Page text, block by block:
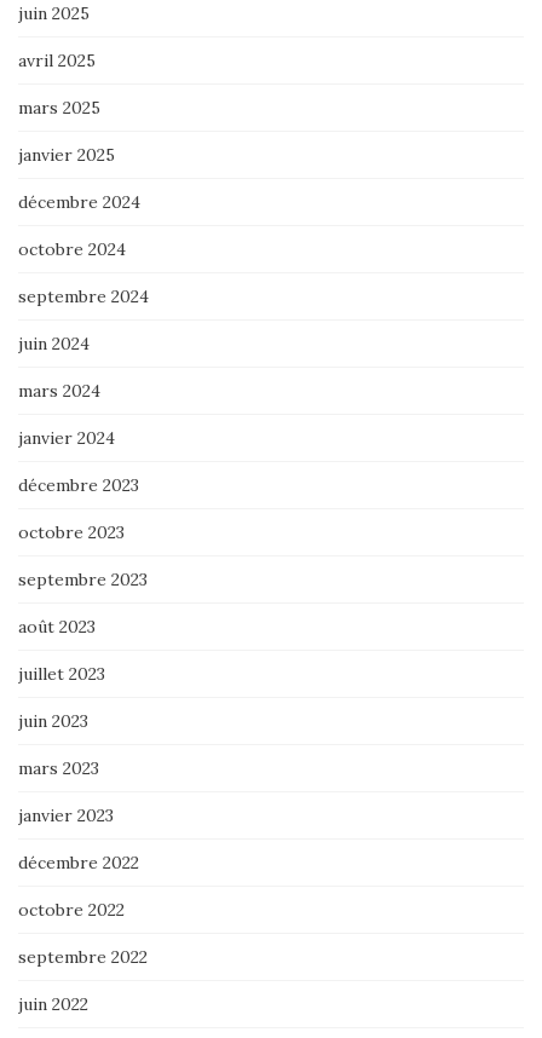
juin 2025
avril 2025
mars 2025
janvier 2025
décembre 2024
octobre 2024
septembre 2024
juin 2024
mars 2024
janvier 2024
décembre 2023
octobre 2023
septembre 2023
août 2023
juillet 2023
juin 2023
mars 2023
janvier 2023
décembre 2022
octobre 2022
septembre 2022
juin 2022